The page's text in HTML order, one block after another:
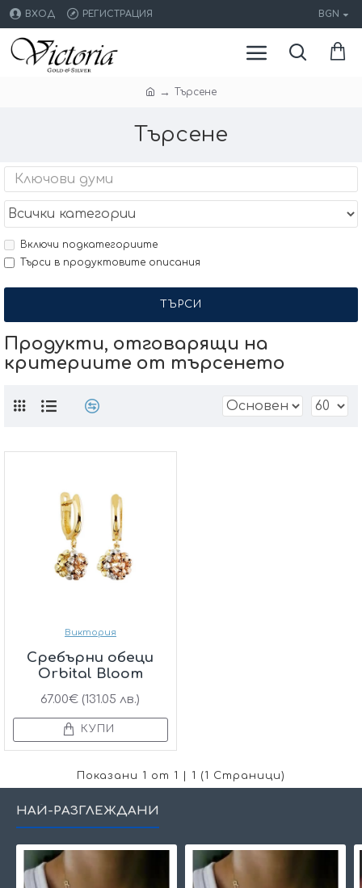
ВХОД РЕГИСТРАЦИЯ BGN
Търсене
Търсене
Включи подкатегориите
Търси в продуктовите описания
ТЪРСИ
Продукти, отговарящи на
критериите от търсенето
Виктория
Сребърни обеци
Orbital Bloom
67.00€ (131.05 лв.)
КУПИ
Показани 1 от 1 | 1 (1 Страници)
НАЙ-РАЗГЛЕЖДАНИ